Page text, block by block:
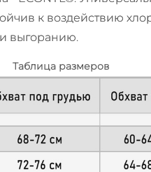
к воздействию
выгоранию.
Таблица размеров